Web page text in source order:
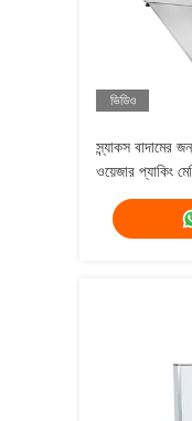
ভিডিও
স্ন্যাকস
ওয়েজার প্যাকিং